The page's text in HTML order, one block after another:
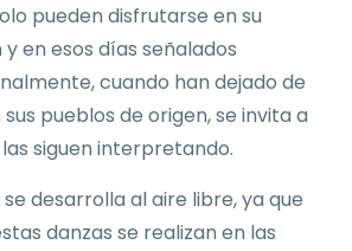
pueden disfrutarse en su
en esos días señalados
cuando han dejado de
pueblos de origen, se invita a
siguen interpretando.
desarrolla al aire libre, ya que
danzas se realizan en las